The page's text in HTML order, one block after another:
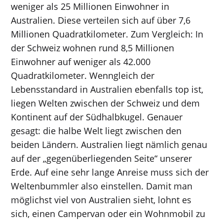
weniger als 25 Millionen Einwohner in
Australien. Diese verteilen sich auf über 7,6
Millionen Quadratkilometer. Zum Vergleich: In
der Schweiz wohnen rund 8,5 Millionen
Einwohner auf weniger als 42.000
Quadratkilometer. Wenngleich der
Lebensstandard in Australien ebenfalls top ist,
liegen Welten zwischen der Schweiz und dem
Kontinent auf der Südhalbkugel. Genauer
gesagt: die halbe Welt liegt zwischen den
beiden Ländern. Australien liegt nämlich genau
auf der „gegenüberliegenden Seite“ unserer
Erde. Auf eine sehr lange Anreise muss sich der
Weltenbummler also einstellen. Damit man
möglichst viel von Australien sieht, lohnt es
sich, einen Campervan oder ein Wohnmobil zu